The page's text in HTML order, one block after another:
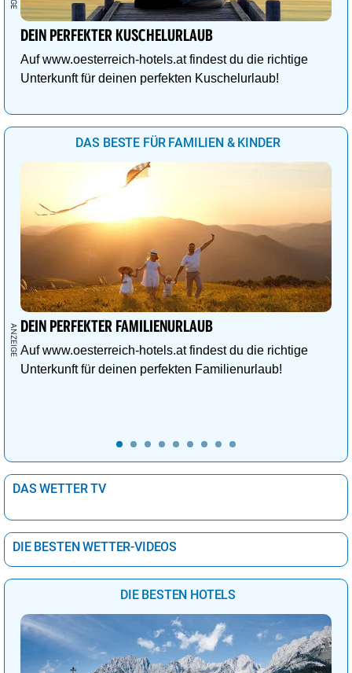
DEIN PERFEKTER KUSCHELURLAUB
Auf www.oesterreich-hotels.at findest du die richtige
Unterkunft für deinen perfekten Kuschelurlaub!
DAS BESTE FÜR FAMILIEN & KINDER
DEIN PERFEKTER FAMILIENURLAUB
Auf www.oesterreich-hotels.at findest du die richtige
Unterkunft für deinen perfekten Familienurlaub!
DAS WETTER TV
DIE BESTEN WETTER-VIDEOS
DIE BESTEN HOTELS